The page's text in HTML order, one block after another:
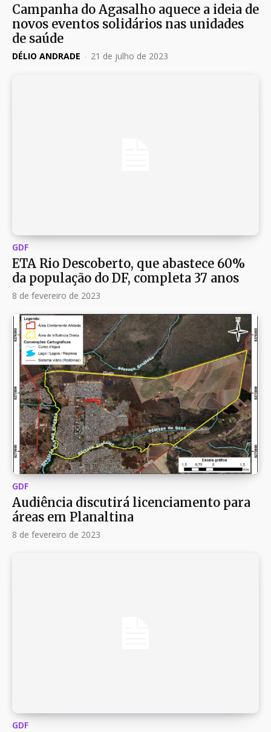
Campanha do Agasalho aquece a ideia de
novos eventos solidários nas unidades
de saúde
DÉLIO ANDRADE - 21 de julho de 2023
GDF
ETA Rio Descoberto, que abastece 60%
da população do DF, completa 37 anos
8 de fevereiro de 2023
GDF
Audiência discutirá licenciamento para
áreas em Planaltina
8 de fevereiro de 2023
GDF